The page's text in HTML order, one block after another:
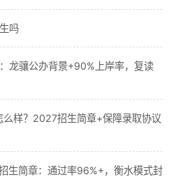
吗
龙骧公办背景+90%上岸率，复读
样？2027招生简章+保障录取协议
生简章：通过率96%+，衡水模式封